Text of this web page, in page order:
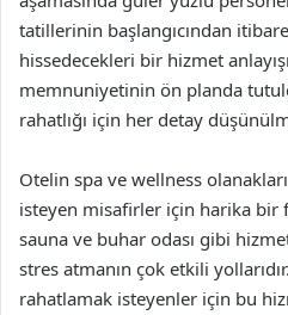
tatillerinin başlangıcından
hissedecekleri bir hizmet
memnuniyetinin ön planda
rahatlığı için her detay
Otelin spa ve wellness
isteyen misafirler için harika bir
sauna ve buhar odası gibi
stres atmanın çok etkili
rahatlamak isteyenler için bu